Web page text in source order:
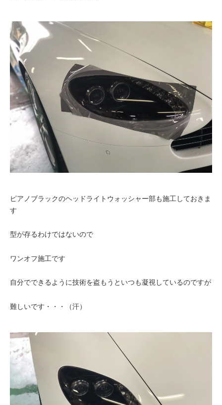
ピアノブラックのヘッドライトウォッシャー部も施工しておきま
す
型が存るわけではないので
ワンオフ施工です
自分でできるように技術を盗もうといつも凝視しているのですが
難しいです・・・（汗）